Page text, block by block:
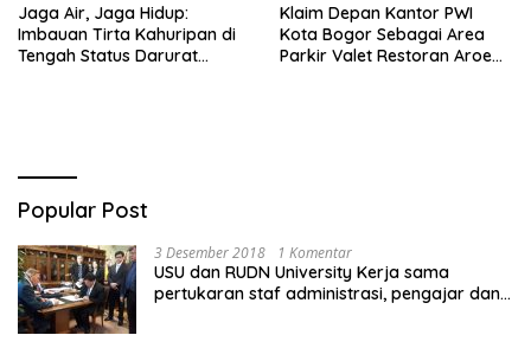
Jaga Air, Jaga Hidup:
Imbauan Tirta Kahuripan di
Tengah Status Darurat
Klaim Depan Kantor PWI
Kota Bogor Sebagai Area
Parkir Valet Restoran Aroem,
Popular Post
3 Desember 2018 1 Komentar
USU dan RUDN University Kerja sama
pertukaran staf administrasi, pengajar dan